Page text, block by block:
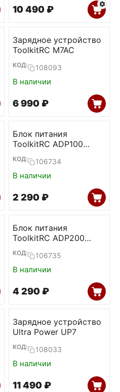
10 490 ₽
Зарядное устройство
ToolkitRC M7AC
КОД: 108093
В наличии
6 990 ₽
Блок питания
ToolkitRC ADP100
100W 20V 5А
КОД: 106734
В наличии
2 290 ₽
Блок питания
ToolkitRC ADP200
200W 19,5V 10,3А
КОД: 106735
В наличии
4 290 ₽
Зарядное устройство
Ultra Power UP7
КОД: 108033
В наличии
11 490 ₽